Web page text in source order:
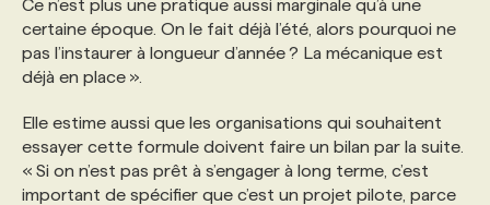
Ce n’est plus une pratique aussi marginale qu’à une
certaine époque. On le fait déjà l’été, alors pourquoi ne
pas l’instaurer à longueur d’année ? La mécanique est
déjà en place ».
Elle estime aussi que les organisations qui souhaitent
essayer cette formule doivent faire un bilan par la suite.
« Si on n’est pas prêt à s’engager à long terme, c’est
important de spécifier que c’est un projet pilote, parce